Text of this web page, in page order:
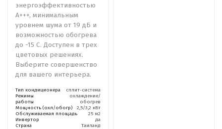
энергоэффективностью
A+++, минимальным
уровнем шума от 19 дБ и
возможностью обогрева
до -15 C. Доступен в трех
цветовых решениях.
Выберите совершенство
для вашего интерьера.
Тип кондиционера
сплит-система
Режимы
работы
охлаждение/
обогрев
Мощность (охл/обогр)
2,5/3,2 кВт
Обслуживаемая площадь
25 м2
Инвертор
да
Страна
Таиланд